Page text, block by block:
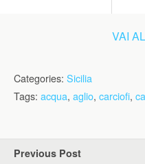
VAI
Categories: Sicilia
Tags: acqua, aglio, carciofi,
Previous Post